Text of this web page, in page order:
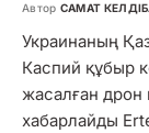
Автор САМАТ
Украинаның
Каспий құбыр
жасалған дрон
хабарлайды